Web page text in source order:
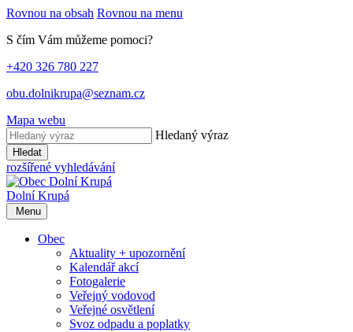
Rovnou na obsah Rovnou na menu
S čím Vám můžeme pomoci?
+420 326 780 227
obu.dolnikrupa@seznam.cz
Mapa webu
Hledaný výraz
Hledat
rozšířené vyhledávání
Dolní Krupá
Menu
Obec
Aktuality + upozornění
Kalendář akcí
Fotogalerie
Veřejný vodovod
Veřejné osvětlení
Svoz odpadu a poplatky